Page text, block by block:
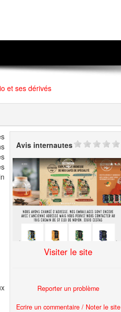
et ses dérivés
Avis internautes
Visiter le site
Reporter un problème
Ecrire un commentaire / Noter le site